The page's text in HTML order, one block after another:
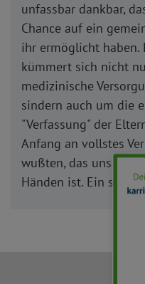
unfassbar dankbar,
Chance auf ein
ihr ermöglicht haben.
kümmert sich nicht
medizinische
sindern auch um die
"Verfassung" der
Anfang an vollstes
wußten, das unser
Händen ist. Ein sehr